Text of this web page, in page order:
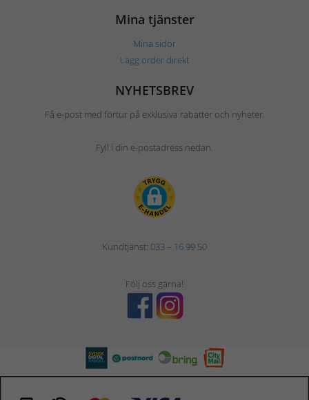
Mina tjänster
Mina sidor
Lägg order direkt
NYHETSBREV
Få e-post med förtur på exklusiva rabatter och nyheter.
Fyll i din e-postadress nedan.
Kundtjänst: 033 – 16 99 50
Följ oss gärna!